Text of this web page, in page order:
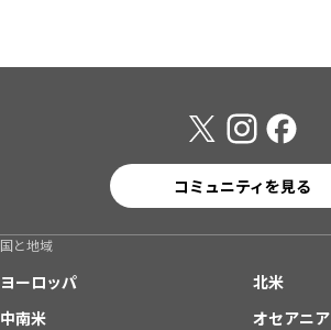
コミュニティを見る
国と地域
ヨーロッパ
北米
中南米
オセアニア